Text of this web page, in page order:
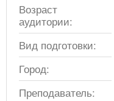
Возраст
аудитории:
Вид подготовки:
Город:
Преподаватель: